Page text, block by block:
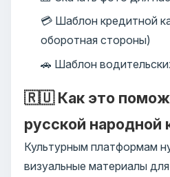
💳 Шаблон кредитной
оборотная стороны)
🚗 Шаблон
🇷🇺 Как это
русской народной
Культурным платформам
визуальные материалы